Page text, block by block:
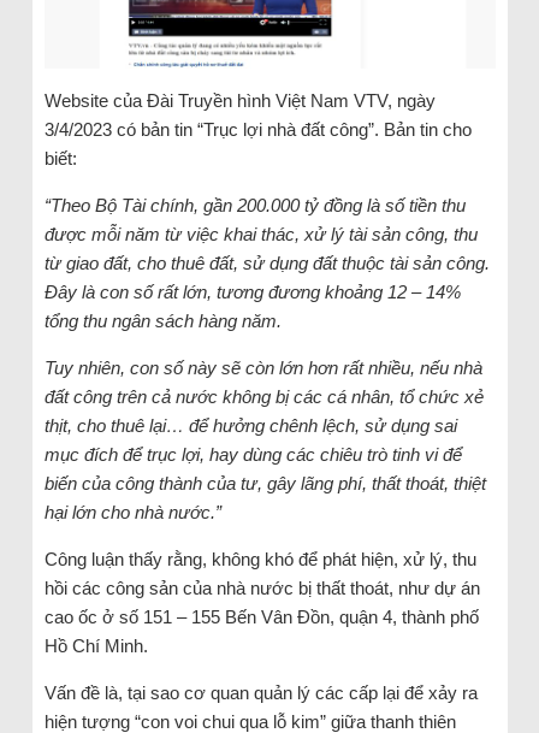
Website của Đài Truyền hình Việt Nam VTV, ngày
3/4/2023 có bản tin “Trục lợi nhà đất công”. Bản tin cho
biết:
“Theo Bộ Tài chính, gần 200.000 tỷ đồng là số tiền thu
được mỗi năm từ việc khai thác, xử lý tài sản công, thu
từ giao đất, cho thuê đất, sử dụng đất thuộc tài sản công.
Đây là con số rất lớn, tương đương khoảng 12 – 14%
tổng thu ngân sách hàng năm.
Tuy nhiên, con số này sẽ còn lớn hơn rất nhiều, nếu nhà
đất công trên cả nước không bị các cá nhân, tổ chức xẻ
thịt, cho thuê lại… để hưởng chênh lệch, sử dụng sai
mục đích để trục lợi, hay dùng các chiêu trò tinh vi để
biến của công thành của tư, gây lãng phí, thất thoát, thiệt
hại lớn cho nhà nước.”
Công luận thấy rằng, không khó để phát hiện, xử lý, thu
hồi các công sản của nhà nước bị thất thoát, như dự án
cao ốc ở số 151 – 155 Bến Vân Đồn, quận 4, thành phố
Hồ Chí Minh.
Vấn đề là, tại sao cơ quan quản lý các cấp lại để xảy ra
hiện tượng “con voi chui qua lỗ kim” giữa thanh thiên